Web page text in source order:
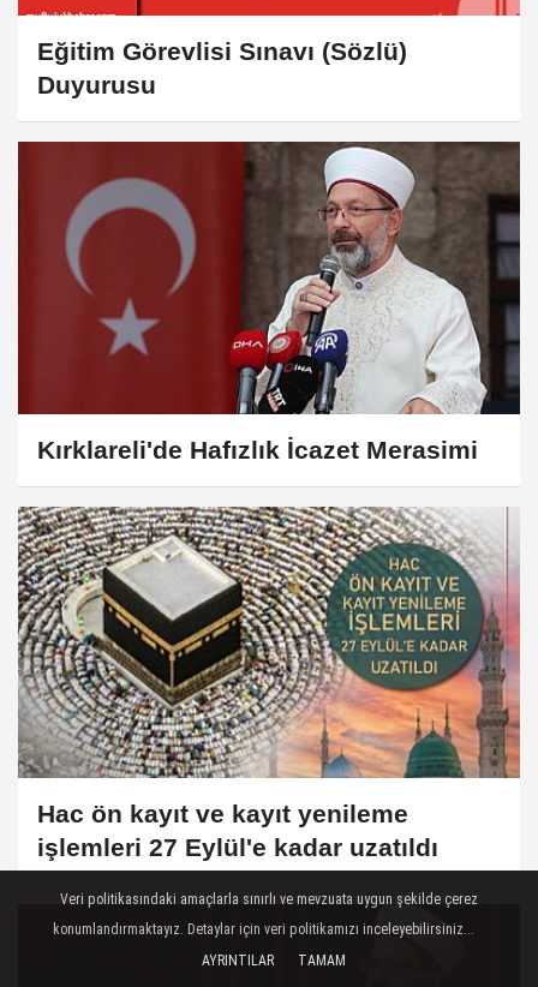
Eğitim Görevlisi Sınavı (Sözlü)
Duyurusu
Kırklareli'de Hafızlık İcazet Merasimi
Hac ön kayıt ve kayıt yenileme
işlemleri 27 Eylül'e kadar uzatıldı
Veri politikasındaki amaçlarla sınırlı ve mevzuata uygun şekilde çerez
konumlandırmaktayız. Detaylar için veri politikamızı inceleyebilirsiniz...
AYRINTILAR
TAMAM